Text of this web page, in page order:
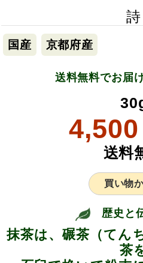
詩
国産 京都府産
送料無料でお届
4,500
送料
買い物
歴史と
抹茶は、碾茶（てん
茶